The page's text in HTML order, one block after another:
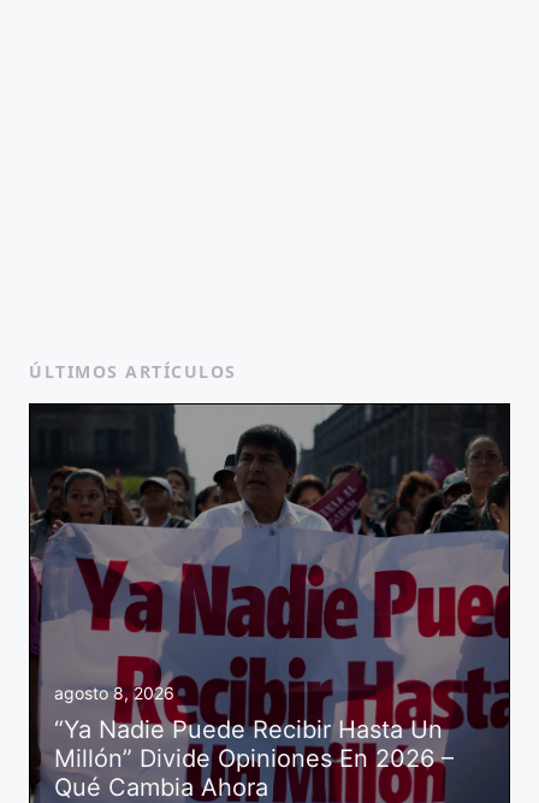
ÚLTIMOS ARTÍCULOS
agosto 8, 2026
“Ya Nadie Puede Recibir Hasta Un
Millón” Divide Opiniones En 2026 –
Qué Cambia Ahora